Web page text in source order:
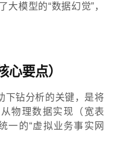
模型的“数据幻觉”，
要点）
下钻分析的关键，是将
物理数据实现（宽表
一的“虚拟业务事实网